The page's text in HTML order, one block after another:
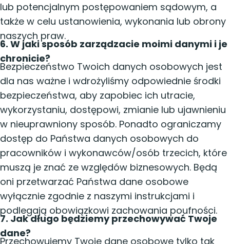
lub potencjalnym postępowaniem sądowym, a
także w celu ustanowienia, wykonania lub obrony
naszych praw.
6. W jaki sposób zarządzacie moimi danymi i je
chronicie?
Bezpieczeństwo Twoich danych osobowych jest
dla nas ważne i wdrożyliśmy odpowiednie środki
bezpieczeństwa, aby zapobiec ich utracie,
wykorzystaniu, dostępowi, zmianie lub ujawnieniu
w nieuprawniony sposób. Ponadto ograniczamy
dostęp do Państwa danych osobowych do
pracowników i wykonawców/osób trzecich, które
muszą je znać ze względów biznesowych. Będą
oni przetwarzać Państwa dane osobowe
wyłącznie zgodnie z naszymi instrukcjami i
podlegają obowiązkowi zachowania poufności.
7. Jak długo będziemy przechowywać Twoje
dane?
Przechowujemy Twoje dane osobowe tylko tak